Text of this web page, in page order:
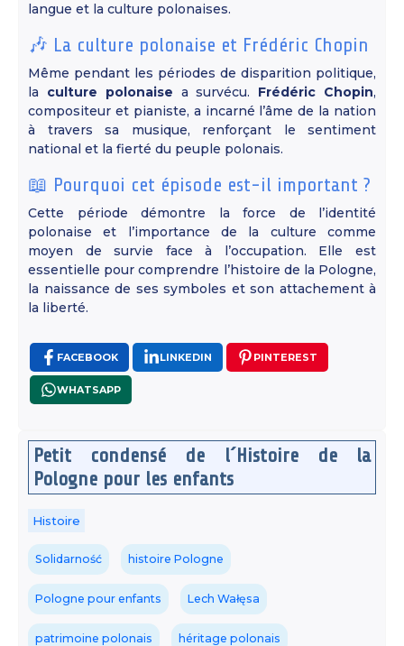
langue et la culture polonaises.
🎶 La culture polonaise et Frédéric Chopin
Même pendant les périodes de disparition politique,
la culture polonaise a survécu. Frédéric Chopin,
compositeur et pianiste, a incarné l’âme de la nation
à travers sa musique, renforçant le sentiment
national et la fierté du peuple polonais.
📖 Pourquoi cet épisode est-il important ?
Cette période démontre la force de l’identité
polonaise et l’importance de la culture comme
moyen de survie face à l’occupation. Elle est
essentielle pour comprendre l’histoire de la Pologne,
la naissance de ses symboles et son attachement à
la liberté.
FACEBOOK LINKEDIN PINTEREST
WHATSAPP
Petit condensé de l´Histoire de la
Pologne pour les enfants
Histoire
Solidarność histoire Pologne
Pologne pour enfants Lech Wałęsa
patrimoine polonais héritage polonais